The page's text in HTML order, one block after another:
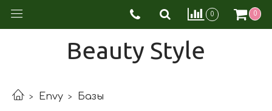
0 0
Beauty Style
Envy Базы